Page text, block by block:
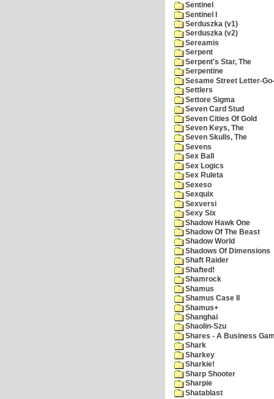
Sentinel
Sentinel I
Serduszka (v1)
Serduszka (v2)
Sereamis
Serpent
Serpent's Star, The
Serpentine
Sesame Street Letter-
Settlers
Settore Sigma
Seven Card Stud
Seven Cities Of Gold
Seven Keys, The
Seven Skulls, The
Sevens
Sex Ball
Sex Logics
Sex Ruleta
Sexeso
Sexquix
Sexversi
Sexy Six
Shadow Hawk One
Shadow Of The Beast
Shadow World
Shadows Of Dimensions
Shaft Raider
Shafted!
Shamrock
Shamus
Shamus Case II
Shamus+
Shanghai
Shaolin-Szu
Shares - A Business
Shark
Sharkey
Sharkie!
Sharp Shooter
Sharpie
Shatablast